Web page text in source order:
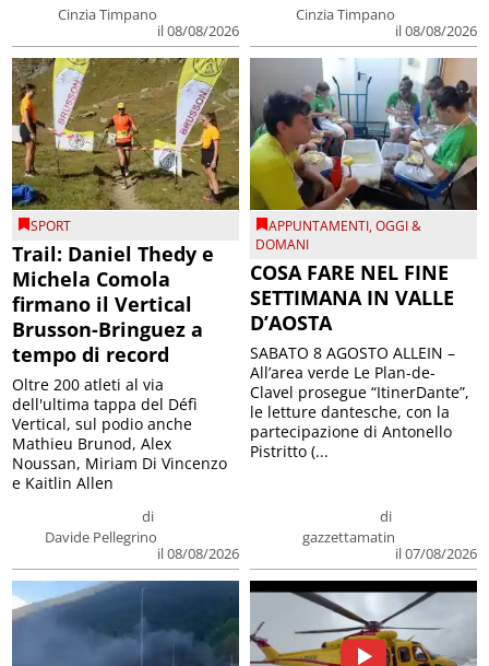
Cinzia Timpano
il 08/08/2026
Cinzia Timpano
il 08/08/2026
SPORT
Trail: Daniel Thedy e
Michela Comola
firmano il Vertical
Brusson-Bringuez a
tempo di record
di
Davide Pellegrino
il 08/08/2026
Oltre 200 atleti al via
dell'ultima tappa del Défì
Vertical, sul podio anche
Mathieu Brunod, Alex
Noussan, Miriam Di Vincenzo
e Kaitlin Allen
APPUNTAMENTI,OGGI &
DOMANI
COSA FARE NEL FINE
SETTIMANA IN VALLE
D’AOSTA
di
gazzettamatin
il 07/08/2026
SABATO 8 AGOSTO ALLEIN –
All’area verde Le Plan-de-
Clavel prosegue “ItinerDante”,
le letture dantesche, con la
partecipazione di Antonello
Pistritto (...